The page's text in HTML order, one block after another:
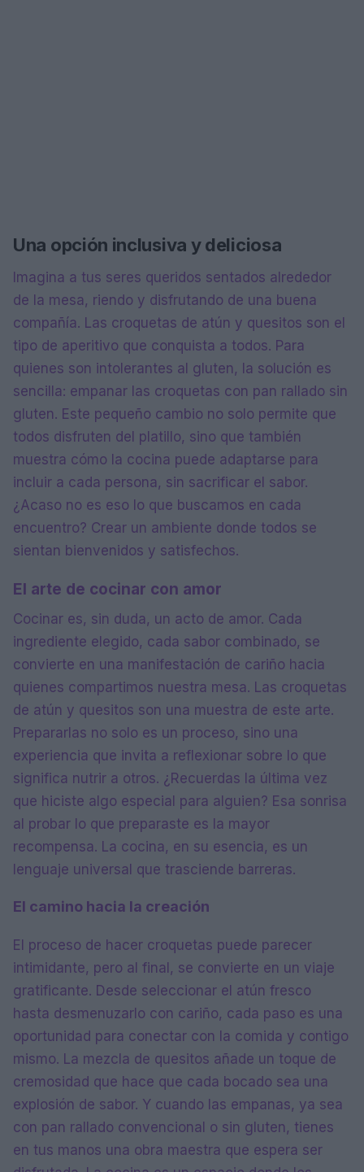
Una opción inclusiva y deliciosa
Imagina a tus seres queridos sentados alrededor
de la mesa, riendo y disfrutando de una buena
compañía. Las croquetas de atún y quesitos son el
tipo de aperitivo que conquista a todos. Para
quienes son intolerantes al gluten, la solución es
sencilla: empanar las croquetas con pan rallado sin
gluten. Este pequeño cambio no solo permite que
todos disfruten del platillo, sino que también
muestra cómo la cocina puede adaptarse para
incluir a cada persona, sin sacrificar el sabor.
¿Acaso no es eso lo que buscamos en cada
encuentro? Crear un ambiente donde todos se
sientan bienvenidos y satisfechos.
El arte de cocinar con amor
Cocinar es, sin duda, un acto de amor. Cada
ingrediente elegido, cada sabor combinado, se
convierte en una manifestación de cariño hacia
quienes compartimos nuestra mesa. Las croquetas
de atún y quesitos son una muestra de este arte.
Prepararlas no solo es un proceso, sino una
experiencia que invita a reflexionar sobre lo que
significa nutrir a otros. ¿Recuerdas la última vez
que hiciste algo especial para alguien? Esa sonrisa
al probar lo que preparaste es la mayor
recompensa. La cocina, en su esencia, es un
lenguaje universal que trasciende barreras.
El camino hacia la creación
El proceso de hacer croquetas puede parecer
intimidante, pero al final, se convierte en un viaje
gratificante. Desde seleccionar el atún fresco
hasta desmenuzarlo con cariño, cada paso es una
oportunidad para conectar con la comida y contigo
mismo. La mezcla de quesitos añade un toque de
cremosidad que hace que cada bocado sea una
explosión de sabor. Y cuando las empanas, ya sea
con pan rallado convencional o sin gluten, tienes
en tus manos una obra maestra que espera ser